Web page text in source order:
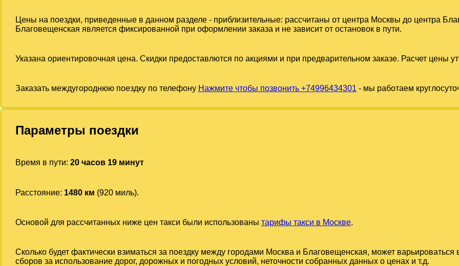
Цены на поездки, приведенные в данном разделе - приблизительные: рассчитаны от центра Москвы до центра
Благовещенская является фиксированной при оформлении заказа и не зависит от остановок в пути.
Указана ориентировочная цена. Скидки предоставлются по акциями и при предварительном заказе. Расчет цены
Заказать междугороднюю поездку по телефону Нажмите чтобы позвонить +74996434301 - мы работаем
Параметры поездки
Время в пути: 20 часов 19 минут
Расстояние: 1480 км (920 миль).
Основой для рассчитанных ниже цен такси были использованы тарифы такси в Москве.
Сколько будет фактически взиматься за поездку между городами Москва и Благовещенская, может варьироваться
сборов за использование дорог, дорожных и погодных условий, неточности собранных данных о ценах и т.д.